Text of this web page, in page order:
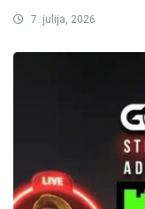
7. julija, 2026